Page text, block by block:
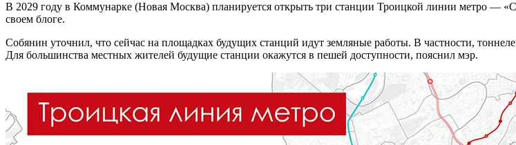
В 2029 году в Коммунарке (Новая Москва) планируется открыть три станции Троицкой линии метро —
своем блоге.
Собянин уточнил, что сейчас на площадках будущих станций идут земляные работы. В частности,
Для большинства местных жителей будущие станции окажутся в пешей доступности, пояснил мэр.